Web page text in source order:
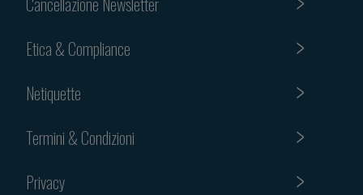
Etica & Compliance
Netiquette
Termini & Condizioni
Privacy